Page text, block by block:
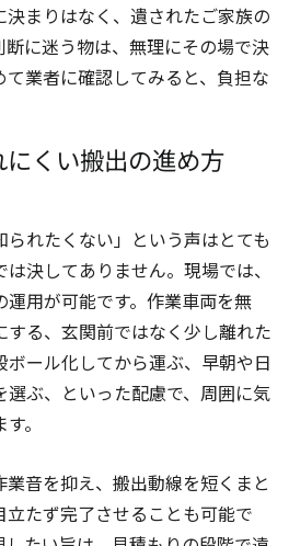
決まりはなく、遺されたご家族の
に迷う物は、無理にその場で決
業者に確認してみると、負担な
くい搬出の進め方
られたくない」という声はとても
決してありません。現場では、
運用が可能です。作業車両を無
る、玄関前ではなく少し離れた
ール化してから運ぶ、早朝や日
ぶ、といった配慮で、周囲に気
。
音を抑え、搬出動線を短くまと
たず完了させることも可能で